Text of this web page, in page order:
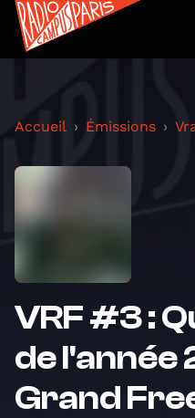
Accueil Émissions
VRF #3 :
de l'année
Grand